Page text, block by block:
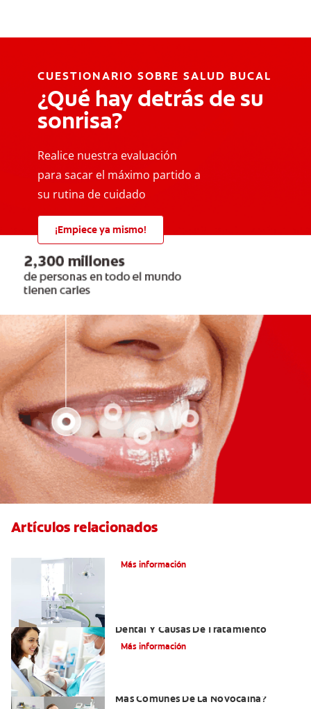
CUESTIONARIO SOBRE SALUD BUCAL
¿Qué hay detrás de su
sonrisa?
Realice nuestra evaluación
para sacar el máximo partido a
su rutina de cuidado
¡Empiece ya mismo!
Artículos relacionados
Más información
Dental Y Causas De Tratamiento
Más información
Más Comunes De La Novocaína?